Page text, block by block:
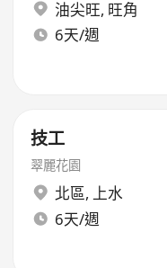
油尖旺, 旺角
6天/週
技工
翠麗花園
北區, 上水
6天/週